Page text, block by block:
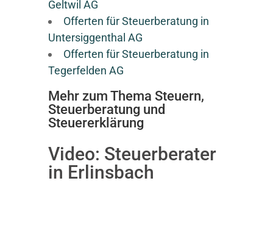
Geltwil AG
Offerten für Steuerberatung in
Untersiggenthal AG
Offerten für Steuerberatung in
Tegerfelden AG
Mehr zum Thema Steuern,
Steuerberatung und
Steuererklärung
Video: Steuerberater
in Erlinsbach